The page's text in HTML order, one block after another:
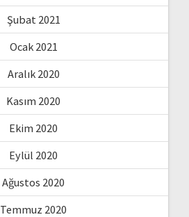
Şubat 2021
Ocak 2021
Aralık 2020
Kasım 2020
Ekim 2020
Eylül 2020
Ağustos 2020
Temmuz 2020